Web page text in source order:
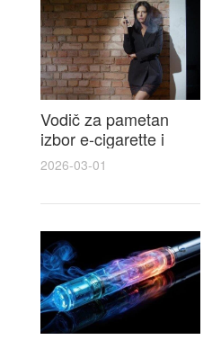
Vodič za pametan
izbor e-cigarette i
savjeti kako postići
elektronske cigarete
2026-03-01